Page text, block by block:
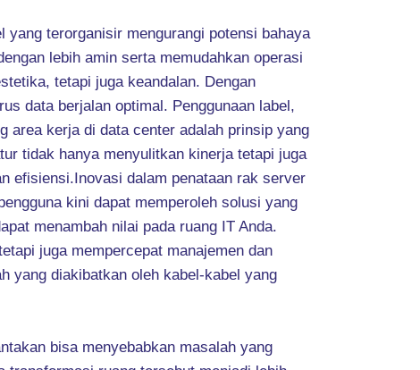
terorganisir mengurangi potensi bahaya
lebih amin serta memudahkan operasi
tetapi juga keandalan. Dengan
data berjalan optimal. Penggunaan label,
area kerja di data center adalah prinsip yang
tidak hanya menyulitkan kinerja tetapi juga
efisiensi.Inovasi dalam penataan rak server
kini dapat memperoleh solusi yang
menambah nilai pada ruang IT Anda.
juga mempercepat manajemen dan
yang diakibatkan oleh kabel-kabel yang
bisa menyebabkan masalah yang